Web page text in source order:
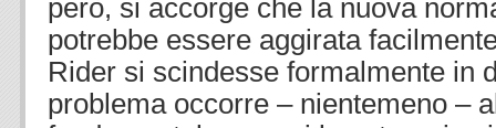
però, si accorge che la nuova
potrebbe essere aggirata
Rider si scindesse formalmente in
problema occorre – nientemeno –